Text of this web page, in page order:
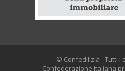
© Confedilizia - Tutti i
Confederazione italiana